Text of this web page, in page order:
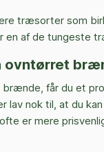
træsorter som
en af de tungeste
ovntørret
får du et
lav nok til, at du
er mere